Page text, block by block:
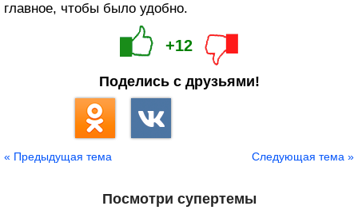
главное, чтобы было удобно.
+12
Поделись с друзьями!
« Предыдущая тема Следующая тема »
Посмотри супертемы